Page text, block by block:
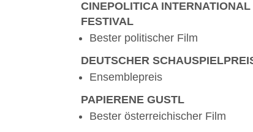
CINEPOLITICA INTERNATIONAL
FESTIVAL
Bester politischer Film
DEUTSCHER
Ensemblepreis
PAPIERENE GUSTL
Bester österreichischer Film